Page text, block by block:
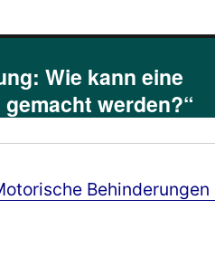
Wie kann eine
werden?“
Behinderungen |